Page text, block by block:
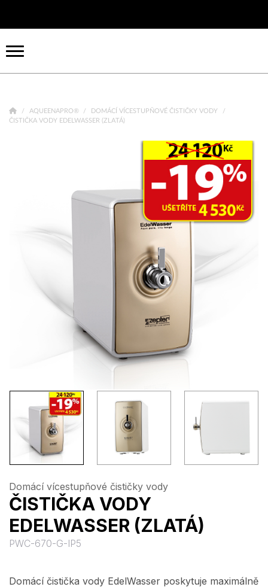
AQUEENAPRO®
DOMÁCÍ VÍCESTUPŇOVÉ ČISTIČKY VODY
ČISTIČKA VODY EDELWASSER (ZLATÁ)
Domácí vícestupňové čističky vody
ČISTIČKA VODY
EDELWASSER (ZLATÁ)
PWC-670-G-IP5
Domácí čistička vody EdelWasser poskytuje maximálně